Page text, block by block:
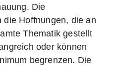
Die
die Hoffnungen, die an
Thematik gestellt
oder können
begrenzen. Die